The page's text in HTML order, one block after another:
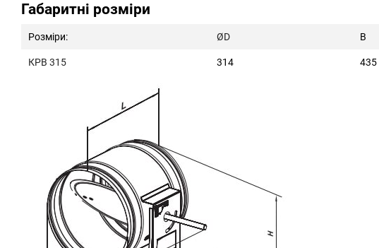
Габаритні розміри
Розміри: ØD В
КРВ 315 314 435